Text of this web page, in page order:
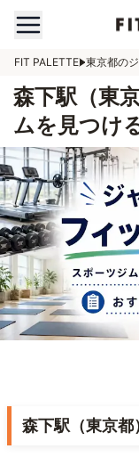
FIT PALETTE 東京都の
森下駅（東
ムを見つけ
森下駅（東京